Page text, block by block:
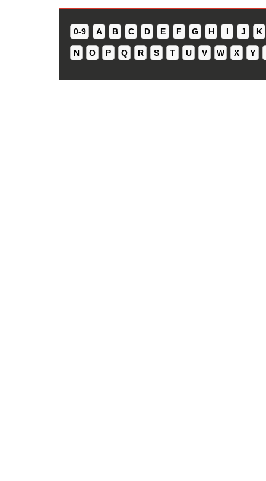
0-9 A B C D E F G H I J K
N O P Q R S T U V W X Y